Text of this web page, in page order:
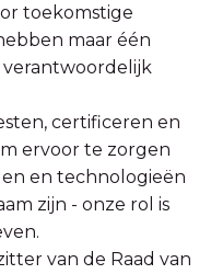
toekomstige
maar één
verantwoordelijk
certificeren en
ervoor te zorgen
en technologieën
zijn - onze rol is
van de Raad van